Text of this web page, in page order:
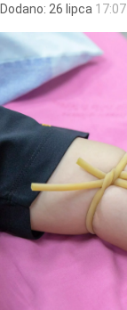
Dodano: 26 lipca 17:07